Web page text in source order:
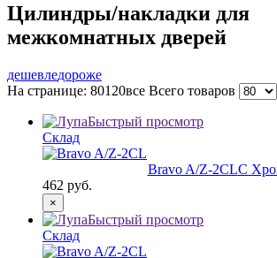
Цилиндры/накладки для
межкомнатных дверей
дешевледороже
На странице: 80120все Всего товаров
Быстрый просмотр
Склад
Bravo A/Z-2CLC
462 руб.
×
Быстрый просмотр
Склад